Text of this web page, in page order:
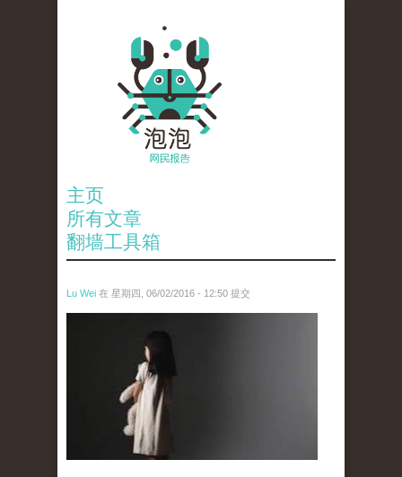
主页
所有文章
翻墙工具箱
Lu Wei 在 星期四, 06/02/2016 - 12:50 提交